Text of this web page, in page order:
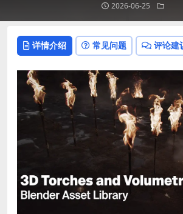
2026-06-25
详情介绍 常见问题 评论建